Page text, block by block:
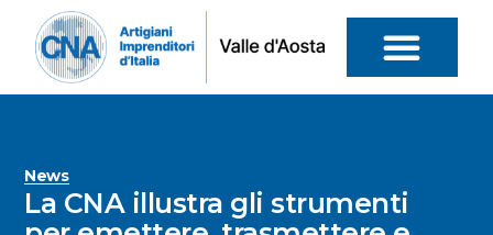
News
La CNA illustra gli strumenti